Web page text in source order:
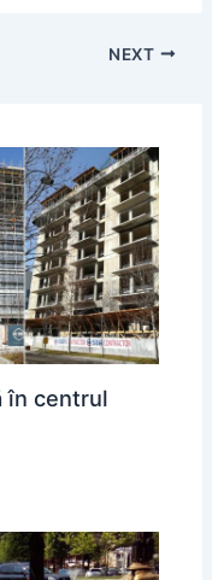
NEXT
în centrul